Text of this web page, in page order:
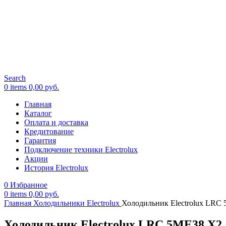
Search
0 items 0,00 руб.
Главная
Каталог
Оплата и доставка
Кредитование
Гарантия
Подключение техники Electrolux
Акции
История Electrolux
0 Избранное
0 items 0,00 руб.
Главная Холодильники Electrolux Холодильник Electrolux LRC